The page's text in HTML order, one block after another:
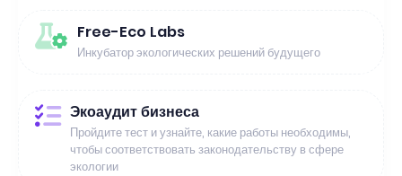
Free-Eco Labs
Инкубатор экологических решений будущего
Экоаудит бизнеса
Пройдите тест и узнайте, какие работы необходимы,
чтобы соответствовать законодательству в сфере
экологии